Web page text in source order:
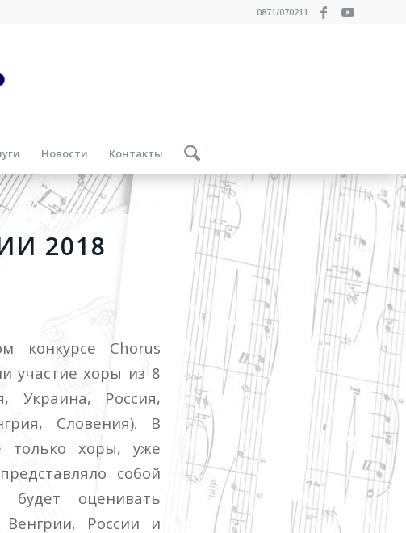
0871/070211
Новости Контакты
2018
конкурсе Chorus
участие хоры из 8
Украина, Россия,
Словения). В
только хоры, уже
собой
оценивать
России и